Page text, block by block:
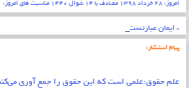
امروز: ۲۸ خرداد ۱۳۹۸ مصادف با ۱۴ شوال ۱۴۴۰ مناسبت های امروز:
* ایمان عبارتست از شناخت قلبی اقرار کردن به زبان عمل
پیام استشار:
علم حقوق:علمي است که اين حقوق را جمع آوري